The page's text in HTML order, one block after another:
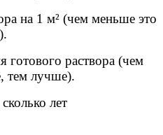
на 1 м² (чем меньше это
готового раствора (чем
тем лучше).
лет